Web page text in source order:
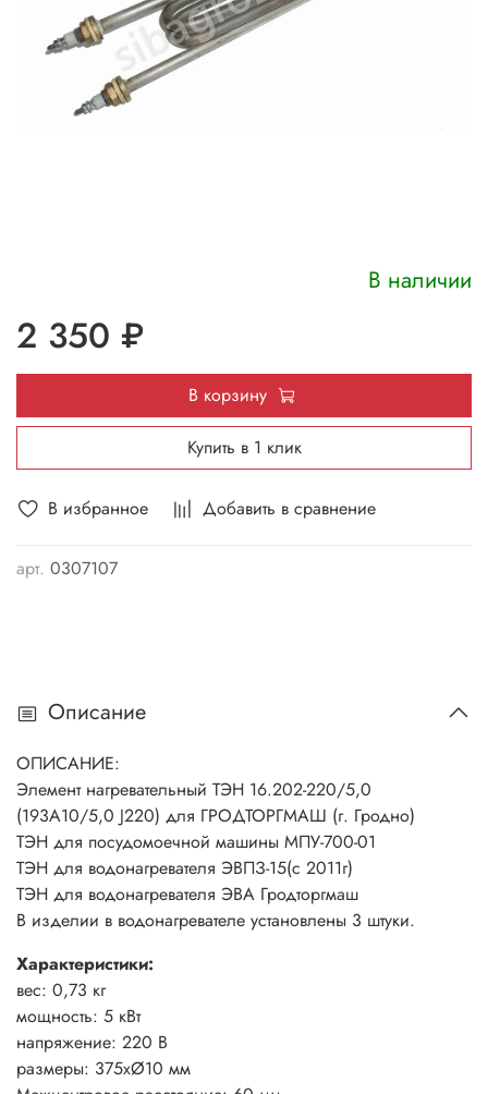
В избранное Добавить в сравнение
арт. 0307107
В наличии
2 350 ₽
В корзину
Купить в 1 клик
Описание
ОПИСАНИЕ:
Элемент нагревательный ТЭН 16.202-220/5,0
(193А10/5,0 J220) для ГРОДТОРГМАШ (г. Гродно)
ТЭН для посудомоечной машины МПУ-700-01
ТЭН для водонагревателя ЭВПЗ-15(с 2011г)
ТЭН для водонагревателя ЭВА Гродторгмаш
В изделии в водонагревателе установлены 3 штуки.
Характеристики:
вес: 0,73 кг
мощность: 5 кВт
напряжение: 220 В
размеры: 375хØ10 мм